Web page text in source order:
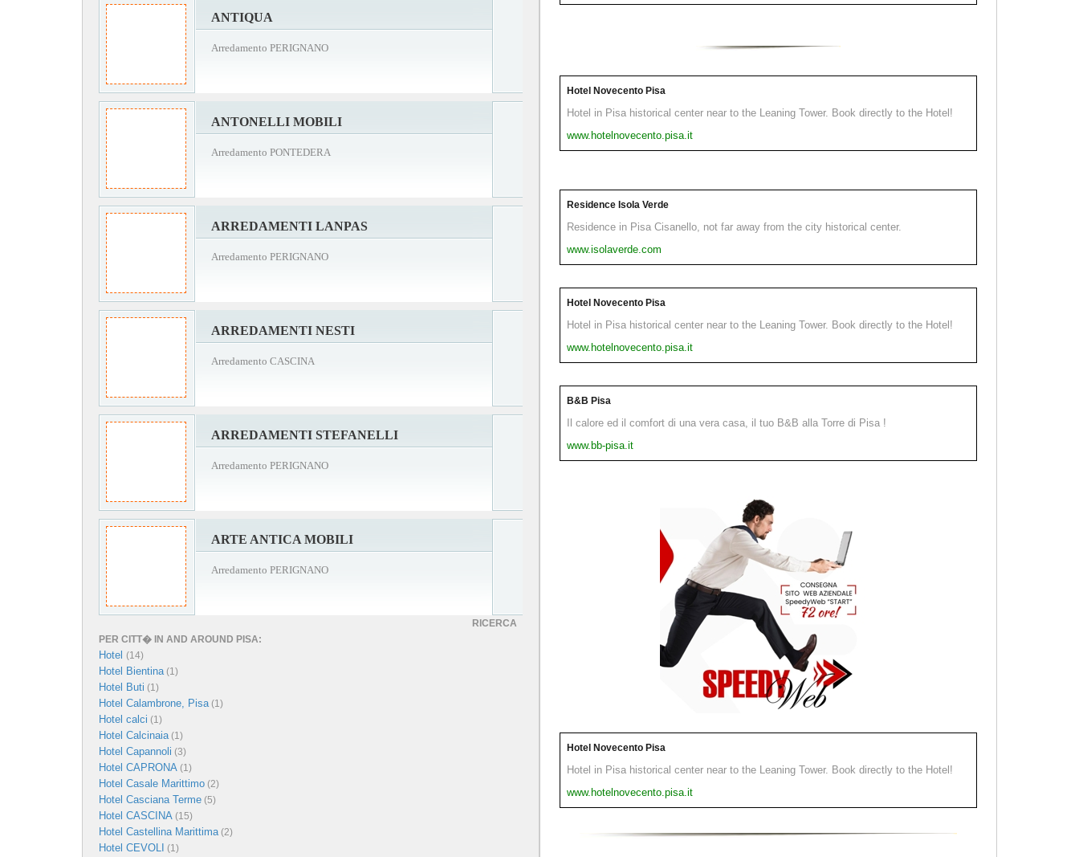
ANTIQUA
Arredamento PERIGNANO
ANTONELLI MOBILI
Arredamento PONTEDERA
ARREDAMENTI LANPAS
Arredamento PERIGNANO
ARREDAMENTI NESTI
Arredamento CASCINA
ARREDAMENTI STEFANELLI
Arredamento PERIGNANO
ARTE ANTICA MOBILI
Arredamento PERIGNANO
RICERCA
PER CITT� IN AND AROUND PISA:
Hotel (14)
Hotel Bientina(1)
Hotel Buti (1)
Hotel Calambrone, Pisa(1)
Hotel calci (1)
Hotel Calcinaia(1)
Hotel Capannoli (3)
Hotel CAPRONA (1)
Hotel Casale Marittimo (2)
Hotel Casciana Terme (5)
Hotel CASCINA (15)
Hotel Castellina Marittima(2)
Hotel CEVOLI (1)
Hotel Novecento Pisa
Hotel in Pisa historical center near to the Leaning Tower. Book directly to the Hotel!
www.hotelnovecento.pisa.it
Residence Isola Verde
Residence in Pisa Cisanello, not far away from the city historical center.
www.isolaverde.com
Hotel Novecento Pisa
Hotel in Pisa historical center near to the Leaning Tower. Book directly to the Hotel!
www.hotelnovecento.pisa.it
B&B Pisa
Il calore ed il comfort di una vera casa, il tuo B&B alla Torre di Pisa !
www.bb-pisa.it
Hotel Novecento Pisa
Hotel in Pisa historical center near to the Leaning Tower. Book directly to the Hotel!
www.hotelnovecento.pisa.it